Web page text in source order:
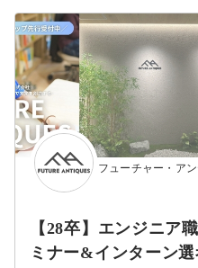
フューチャー・ア
【28卒】エンジニ
ミナー&インターン